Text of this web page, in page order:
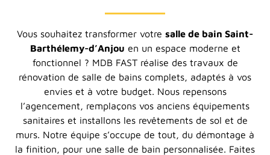
Vous souhaitez transformer votre salle de bain Saint-
Barthélemy-d’Anjou en un espace moderne et
fonctionnel ? MDB FAST réalise des travaux de
rénovation de salle de bains complets, adaptés à vos
envies et à votre budget. Nous repensons
l’agencement, remplaçons vos anciens équipements
sanitaires et installons les revêtements de sol et de
murs. Notre équipe s’occupe de tout, du démontage à
la finition, pour une salle de bain personnalisée. Faites